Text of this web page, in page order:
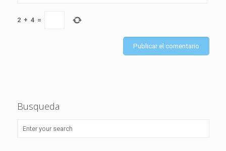
2 + 4 =
Busqueda